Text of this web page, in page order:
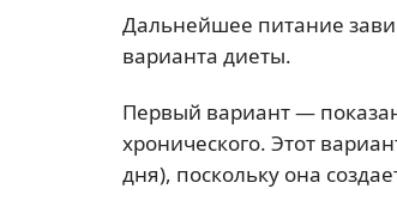
Дальнейшее питание
варианта диеты.
Первый вариант —
хронического. Этот
дня), поскольку она